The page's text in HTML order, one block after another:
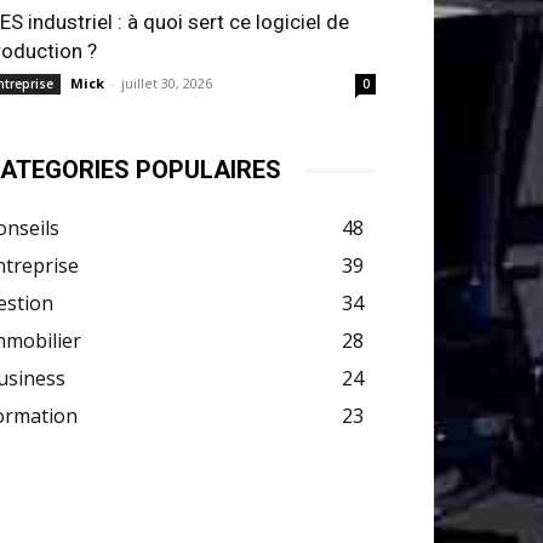
industriel : à quoi sert ce logiciel de
?
Mick - juillet 30, 2026 0
POPULAIRES
48
39
34
28
24
23